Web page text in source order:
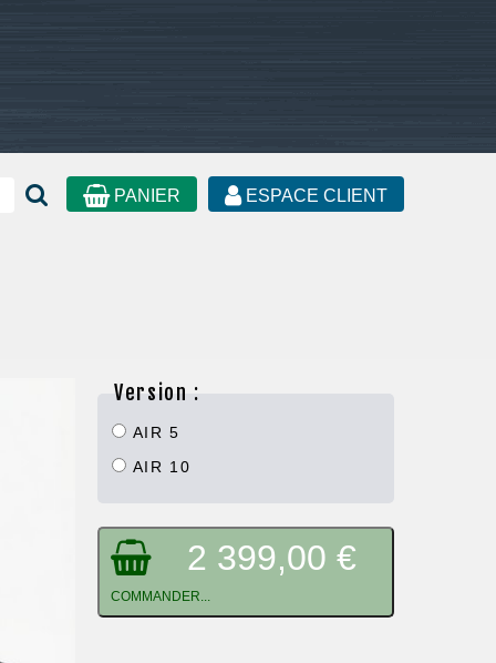
PANIER ESPACE CLIENT
Version :
AIR 5
AIR 10
2 399,00 €
COMMANDER...